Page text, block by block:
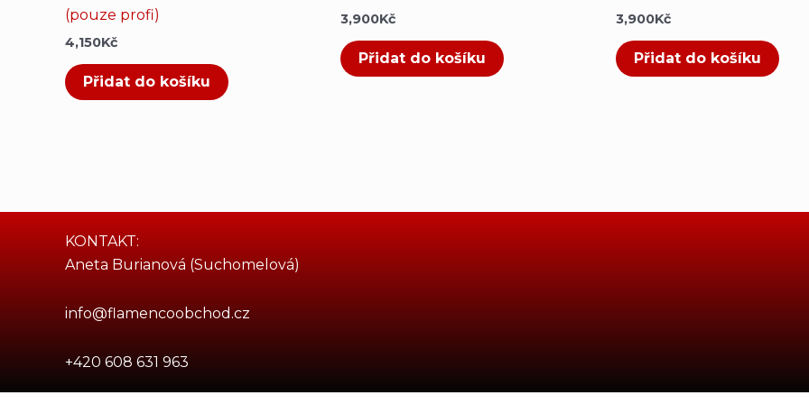
(pouze profi)
4,150Kč
Přidat do košíku
3,900Kč
Přidat do košíku
3,900Kč
Přidat do košíku
KONTAKT:
Aneta Burianová (Suchomelová)
info@flamencoobchod.cz
+420 608 631 963